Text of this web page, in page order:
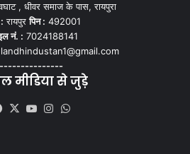
, धीवर समाज के पास, रायपुरा
रायपुरपिन : 492001
नं. : 7024188141
---------------
मीडिया से जुड़े
Facebook
X YouTubeInstagram